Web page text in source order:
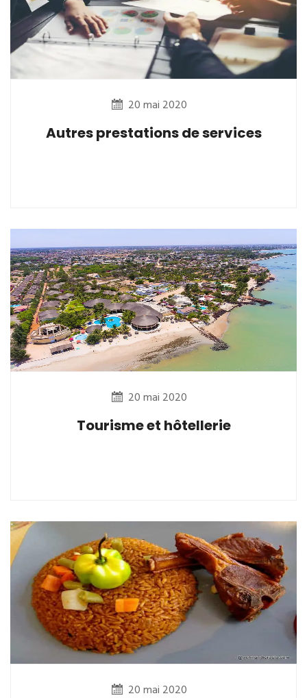
20 mai 2020
Autres prestations de services
20 mai 2020
Tourisme et hôtellerie
20 mai 2020